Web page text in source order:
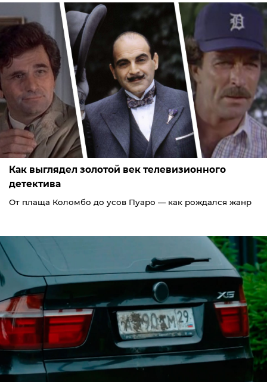
Как выглядел золотой век телевизионного
детектива
От плаща Коломбо до усов Пуаро — как рождался жанр